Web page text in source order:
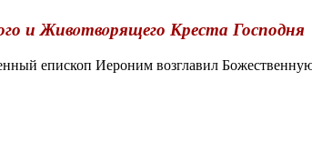
и Живoтвoрящего Креста Господня
епископ Иероним возглавил